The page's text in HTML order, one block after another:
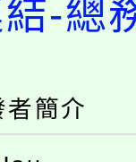
舉行。
享有免
收入戶
可洽有
科技
科技中
-總
者簡介